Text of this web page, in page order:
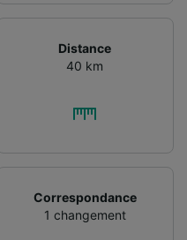
Distance
40 km
Correspondance
1 changement